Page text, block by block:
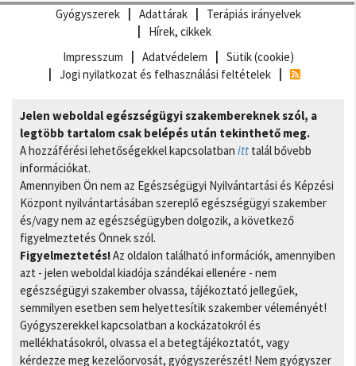
Gyógyszerek Adattárak
Terápiás irányelvek
Hírek, cikkek
Impresszum
Adatvédelem
Sütik (cookie)
Jogi nyilatkozat és felhasználási feltételek
Jelen weboldal egészségügyi szakembereknek szól, a
legtöbb tartalom csak belépés után tekinthető meg.
A hozzáférési lehetőségekkel kapcsolatban itt talál bővebb
információkat.
Amennyiben Ön nem az Egészségügyi Nyilvántartási és Képzési
Központ nyilvántartásában szereplő egészségügyi szakember
és/vagy nem az egészségügyben dolgozik, a következő
figyelmeztetés Önnek szól.
Figyelmeztetés!Az oldalon található információk, amennyiben
azt - jelen weboldal kiadója szándékai ellenére - nem
egészségügyi szakember olvassa, tájékoztató jellegűek,
semmilyen esetben sem helyettesítik szakember véleményét!
Gyógyszerekkel kapcsolatban a kockázatokról és
mellékhatásokról, olvassa el a betegtájékoztatót, vagy
kérdezze meg kezelőorvosát, gyógyszerészét! Nem gyógyszer